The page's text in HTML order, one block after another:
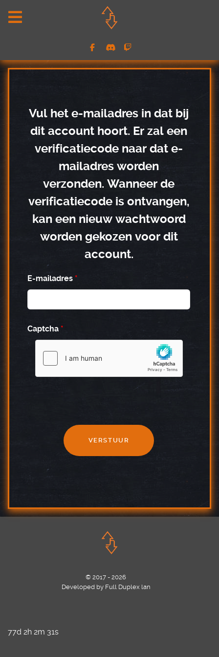
Vul het e-mailadres in dat bij
dit account hoort. Er zal een
verificatiecode naar dat e-
mailadres worden
verzonden. Wanneer de
verificatiecode is ontvangen,
kan een nieuw wachtwoord
worden gekozen voor dit
account.
E-mailadres *
Captcha *
VERSTUUR
© 2017 - 2026
Developed by Full Duplex lan
77d 2h 2m 31s